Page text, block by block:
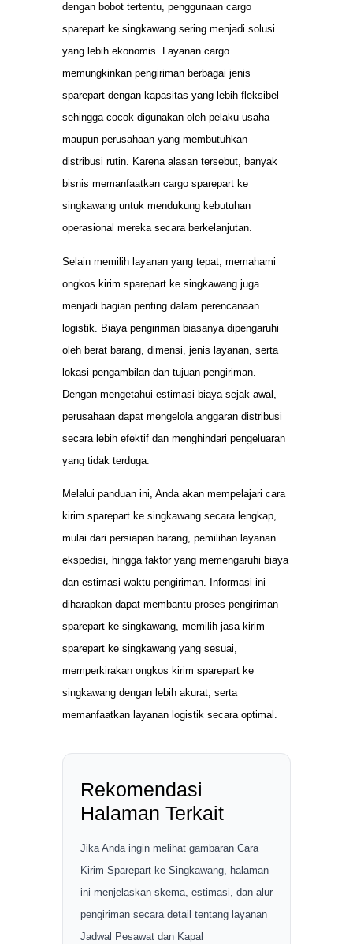
dengan bobot tertentu, penggunaan cargo
sparepart ke singkawang sering menjadi solusi
yang lebih ekonomis. Layanan cargo
memungkinkan pengiriman berbagai jenis
sparepart dengan kapasitas yang lebih fleksibel
sehingga cocok digunakan oleh pelaku usaha
maupun perusahaan yang membutuhkan
distribusi rutin. Karena alasan tersebut, banyak
bisnis memanfaatkan cargo sparepart ke
singkawang untuk mendukung kebutuhan
operasional mereka secara berkelanjutan.
Selain memilih layanan yang tepat, memahami
ongkos kirim sparepart ke singkawang juga
menjadi bagian penting dalam perencanaan
logistik. Biaya pengiriman biasanya dipengaruhi
oleh berat barang, dimensi, jenis layanan, serta
lokasi pengambilan dan tujuan pengiriman.
Dengan mengetahui estimasi biaya sejak awal,
perusahaan dapat mengelola anggaran distribusi
secara lebih efektif dan menghindari pengeluaran
yang tidak terduga.
Melalui panduan ini, Anda akan mempelajari cara
kirim sparepart ke singkawang secara lengkap,
mulai dari persiapan barang, pemilihan layanan
ekspedisi, hingga faktor yang memengaruhi biaya
dan estimasi waktu pengiriman. Informasi ini
diharapkan dapat membantu proses pengiriman
sparepart ke singkawang, memilih jasa kirim
sparepart ke singkawang yang sesuai,
memperkirakan ongkos kirim sparepart ke
singkawang dengan lebih akurat, serta
memanfaatkan layanan logistik secara optimal.
Rekomendasi
Halaman Terkait
Jika Anda ingin melihat gambaran Cara
Kirim Sparepart ke Singkawang, halaman
ini menjelaskan skema, estimasi, dan alur
pengiriman secara detail tentang layanan
Jadwal Pesawat dan Kapal